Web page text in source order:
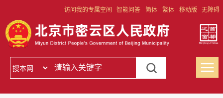
访问我的专属空间 智能问答 简体 繁体 移动版 无障碍